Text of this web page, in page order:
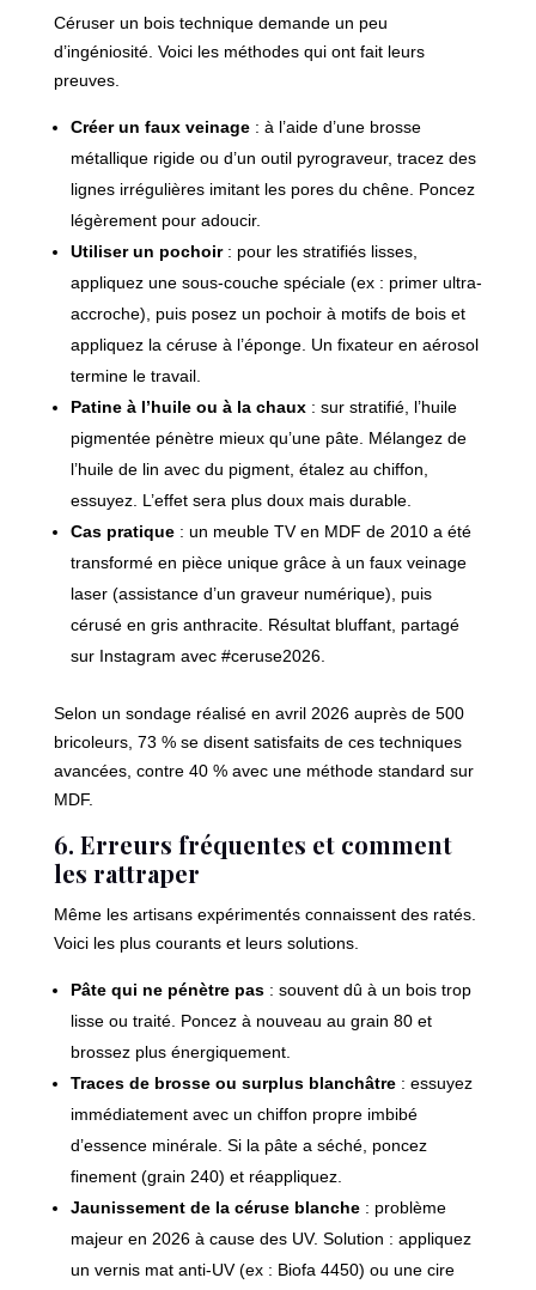
Céruser un bois technique demande un peu
d’ingéniosité. Voici les méthodes qui ont fait leurs
preuves.
Créer un faux veinage: à l’aide d’une brosse
métallique rigide ou d’un outil pyrograveur, tracez des
lignes irrégulières imitant les pores du chêne. Poncez
légèrement pour adoucir.
Utiliser un pochoir: pour les stratifiés lisses,
appliquez une sous-couche spéciale (ex : primer ultra-
accroche), puis posez un pochoir à motifs de bois et
appliquez la céruse à l’éponge. Un fixateur en aérosol
termine le travail.
Patine à l’huile ou à la chaux: sur stratifié, l’huile
pigmentée pénètre mieux qu’une pâte. Mélangez de
l’huile de lin avec du pigment, étalez au chiffon,
essuyez. L’effet sera plus doux mais durable.
Cas pratique: un meuble TV en MDF de 2010 a été
transformé en pièce unique grâce à un faux veinage
laser (assistance d’un graveur numérique), puis
cérusé en gris anthracite. Résultat bluffant, partagé
sur Instagram avec #ceruse2026.
Selon un sondage réalisé en avril 2026 auprès de 500
bricoleurs, 73 % se disent satisfaits de ces techniques
avancées, contre 40 % avec une méthode standard sur
MDF.
6. Erreurs fréquentes et comment
les rattraper
Même les artisans expérimentés connaissent des ratés.
Voici les plus courants et leurs solutions.
Pâte qui ne pénètre pas: souvent dû à un bois trop
lisse ou traité. Poncez à nouveau au grain 80 et
brossez plus énergiquement.
Traces de brosse ou surplus blanchâtre: essuyez
immédiatement avec un chiffon propre imbibé
d’essence minérale. Si la pâte a séché, poncez
finement (grain 240) et réappliquez.
Jaunissement de la céruse blanche: problème
majeur en 2026 à cause des UV. Solution : appliquez
un vernis mat anti-UV (ex : Biofa 4450) ou une cire